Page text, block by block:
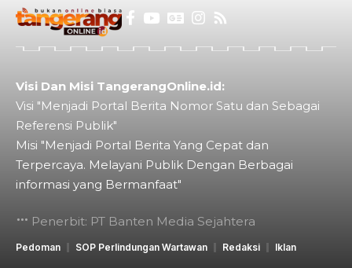
Visi Dan Misi TangerangOnline.id:
Visi "Menjadi Portal Berita Nomor Satu dan Sebagai
Referensi Publik"
Misi "Menjadi Portal Berita Yang Cepat dan
Terpercaya. Melayani Publik Dengan Berbagai
informasi yang Bermanfaat"
Penerbit: PT Banten Media Sejahtera
Pedoman SOP Perlindungan Wartawan Redaksi Iklan